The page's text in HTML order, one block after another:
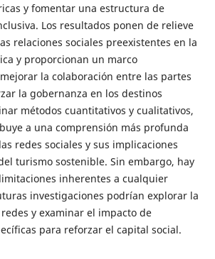
y fomentar una estructura de
Los resultados ponen de relieve
relaciones sociales preexistentes en la
y proporcionan un marco
la colaboración entre las partes
la gobernanza en los destinos
métodos cuantitativos y cualitativos,
a una comprensión más profunda
redes sociales y sus implicaciones
turismo sostenible. Sin embargo, hay
inherentes a cualquier
investigaciones podrían explorar la
y examinar el impacto de
para reforzar el capital social.